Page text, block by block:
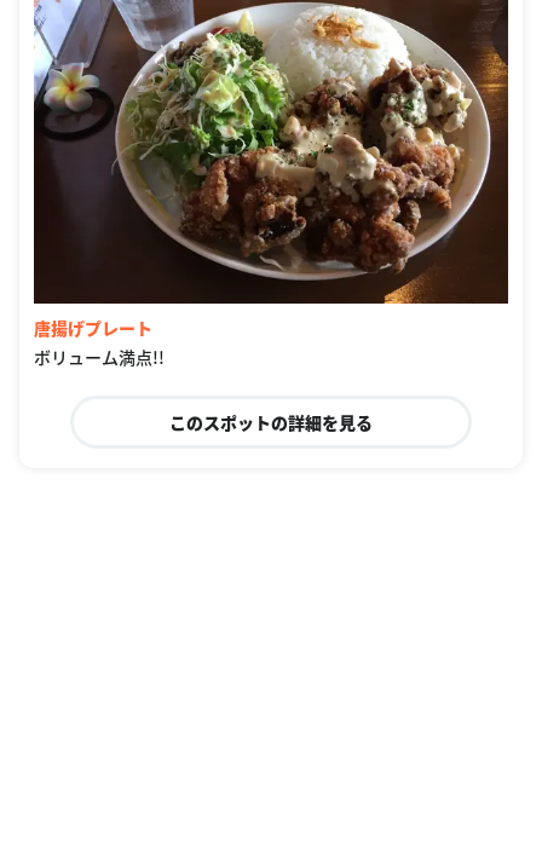
唐揚げプレート
ボリューム満点!!
このスポットの詳細を見る